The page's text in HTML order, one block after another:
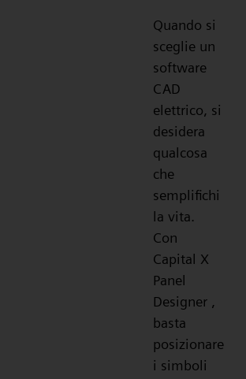
Quando si
sceglie un
software
CAD
elettrico, si
desidera
qualcosa
che
semplifichi
la vita.
Con
Capital X
Panel
Designer ,
basta
posizionare
i simboli